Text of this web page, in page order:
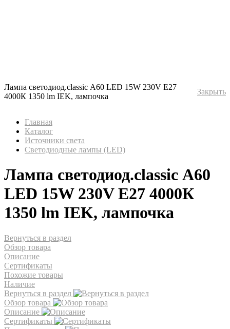
Лампа светодиод.classic А60 LED 15W 230V E27
4000К 1350 lm IEK, лампочка
Закрыть
Главная
Каталог
Источники света
Светодиодные лампы (LED)
Лампа светодиод.classic А60
LED 15W 230V E27 4000К
1350 lm IEK, лампочка
Вернуться в раздел
Обзор товара
Описание
Сертификаты
Похожие товары
Наличие
Вернуться в раздел
Обзор товара
Описание
Сертификаты